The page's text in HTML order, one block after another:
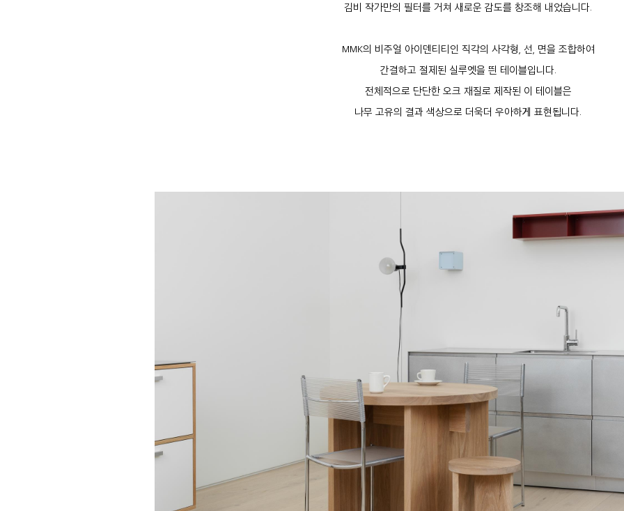
김비 작가만의 필터를 거쳐 새로운 감도를 창조해 내었습니다.
MMK의 비주얼 아이덴티티인 직각의 사각형, 선, 면을 조합하여
간결하고 절제된 실루엣을 띈 테이블입니다.
전체적으로 단단한 오크 재질로 제작된 이 테이블은
나무 고유의 결과 색상으로 더욱더 우아하게 표현됩니다.